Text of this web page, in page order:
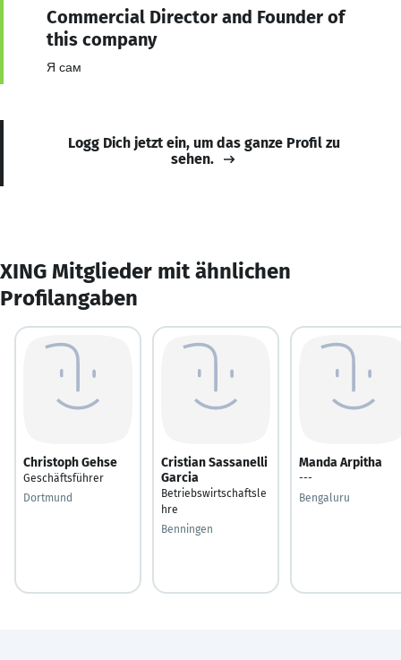
Commercial Director and Founder of
this company
Я сам
Logg Dich jetzt ein, um das ganze Profil zu
sehen.
XING Mitglieder mit ähnlichen
Profilangaben
Christoph Gehse
Geschäftsführer
Dortmund
Cristian Sassanelli
Garcia
Betriebswirtschaftsle
hre
Benningen
Manda Arpitha
---
Bengaluru